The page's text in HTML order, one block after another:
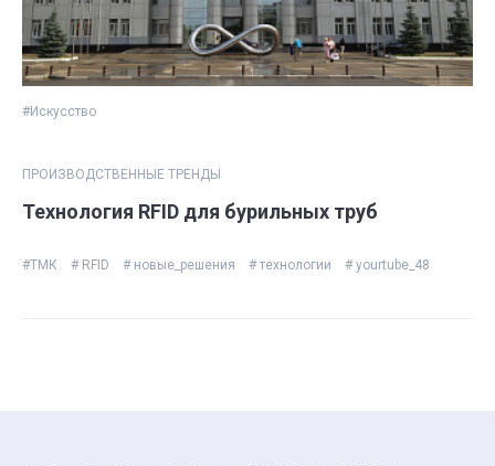
#Искусство
ПРОИЗВОДСТВЕННЫЕ ТРЕНДЫ
Технология RFID для бурильных труб
#ТМК # RFID # новые_решения # технологии # yourtube_48